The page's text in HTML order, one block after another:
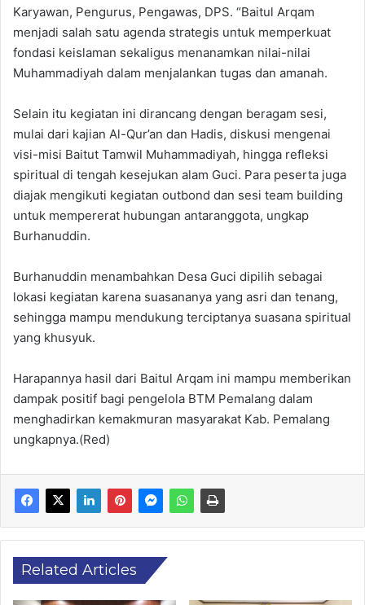
Karyawan, Pengurus, Pengawas, DPS. “Baitul Arqam
menjadi salah satu agenda strategis untuk memperkuat
fondasi keislaman sekaligus menanamkan nilai-nilai
Muhammadiyah dalam menjalankan tugas dan amanah.
Selain itu kegiatan ini dirancang dengan beragam sesi,
mulai dari kajian Al-Qur’an dan Hadis, diskusi mengenai
visi-misi Baitut Tamwil Muhammadiyah, hingga refleksi
spiritual di tengah kesejukan alam Guci. Para peserta juga
diajak mengikuti kegiatan outbond dan sesi team building
untuk mempererat hubungan antaranggota, ungkap
Burhanuddin.
Burhanuddin menambahkan Desa Guci dipilih sebagai
lokasi kegiatan karena suasananya yang asri dan tenang,
sehingga mampu mendukung terciptanya suasana spiritual
yang khusyuk.
Harapannya hasil dari Baitul Arqam ini mampu memberikan
dampak positif bagi pengelola BTM Pemalang dalam
menghadirkan kemakmuran masyarakat Kab. Pemalang
ungkapnya.(Red)
Related Articles